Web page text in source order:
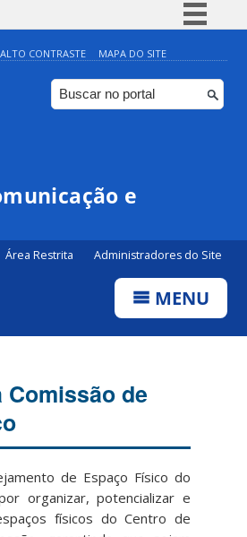
Simplifique!
Comunica BR
Participe
Canais
ALTO CONTRASTE MAPA DO SITE
e
Área Restrita Administradores do Site
MENU
de
de Espaço Físico do
organizar, potencializar e
físicos do Centro de